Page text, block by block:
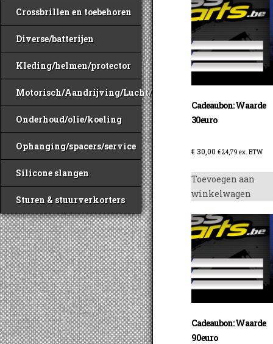
Crossbrillen en toebehoren
Diverse/batterijen
Kleding/helmen/protector
Motorisch/Aandrijving/Lucht/Benzine
Onderhoud/olie/koeling
Ophanging/spacers/service
Silicone slangen
Sturen & stuurverkorters
Cadeaubon: Waarde
30euro
€ 30,00 €24,79 ex. BTW
Toevoegen aan
winkelwagen
Cadeaubon: Waarde
90euro